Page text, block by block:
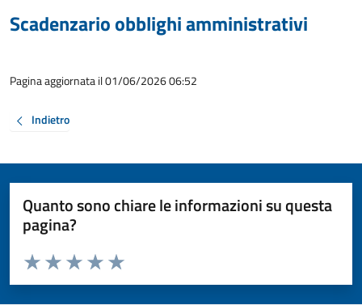
Scadenzario obblighi amministrativi
Pagina aggiornata il 01/06/2026 06:52
Indietro
Quanto sono chiare le informazioni su questa
pagina?
Valuta da 1 a 5 stelle la pagina
Valuta 5 stelle su 5
Valuta 4 stelle su 5
Valuta 3 stelle su 5
Valuta 2 stelle su 5
Valuta 1 stelle su 5